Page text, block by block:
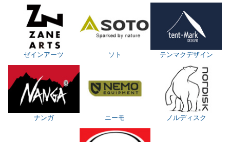
ゼインアーツ ソト テンマクデザイン
ナンガ ニーモ ノルディスク